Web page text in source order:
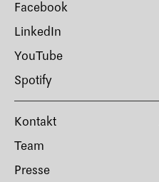
Facebook
LinkedIn
YouTube
Spotify
Kontakt
Team
Presse